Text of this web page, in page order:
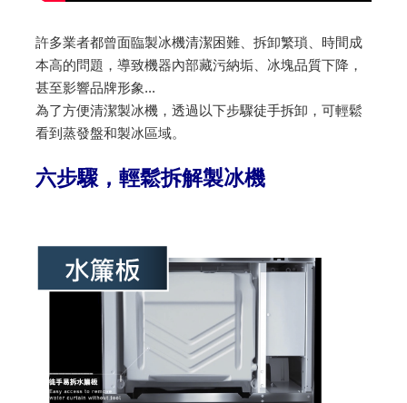
許多業者都曾面臨製冰機清潔困難、拆卸繁瑣、時間成
本高的問題，導致機器內部藏污納垢、冰塊品質下降，
甚至影響品牌形象...
為了方便清潔製冰機，透過以下步驟徒手拆卸，可輕鬆
看到蒸發盤和製冰區域。
六步驟，輕鬆拆解製冰機